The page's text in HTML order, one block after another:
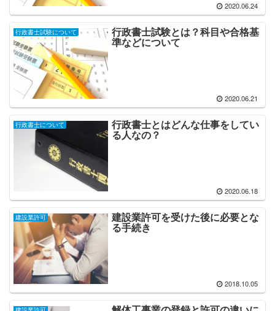
2020.06.24
行政書士試験について 行政書士試験とは？科目や合格基
準などについて
2020.06.21
行政書士について 行政書士とはどんな仕事をしてい
る人なの？
2020.06.18
建設業許可 建設業許可を受けた後に必要とな
る手続き
2018.10.05